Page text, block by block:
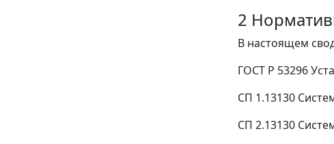
2
В настоящем
ГОСТ Р 53296
СП 1.13130
СП 2.13130